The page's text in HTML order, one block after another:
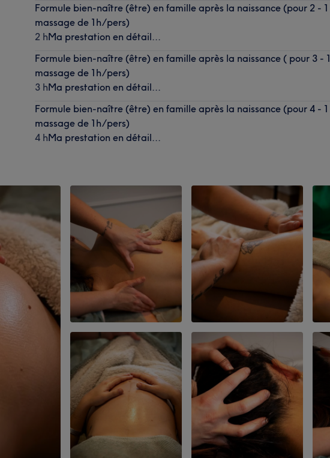
Formule bien-naître (être) en famille après la naissance (pour 2 - 1
massage de 1h/pers)
2 hMa prestation en détail...
Formule bien-naître (être) en famille après la naissance ( pour 3 - 1
massage de 1h/pers)
3 hMa prestation en détail...
Formule bien-naître (être) en famille après la naissance (pour 4 - 1
massage de 1h/pers)
4 hMa prestation en détail...